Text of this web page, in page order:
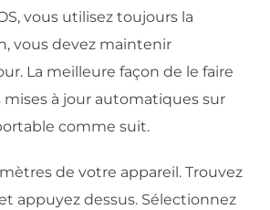
vous utilisez toujours la
vous devez maintenir
La meilleure façon de le faire
mises à jour automatiques sur
comme suit.
de votre appareil. Trouvez
et appuyez dessus. Sélectionnez